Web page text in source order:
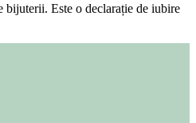
bijuterii. Este o declarație de iubire